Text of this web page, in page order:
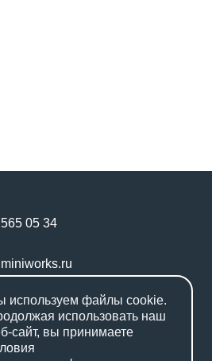
05 34
Санкт-Петербург,
Новикова, 28Е
с 9:00 до 18:00
используем файлы cookie.
использовать наш
сайт, вы принимаете